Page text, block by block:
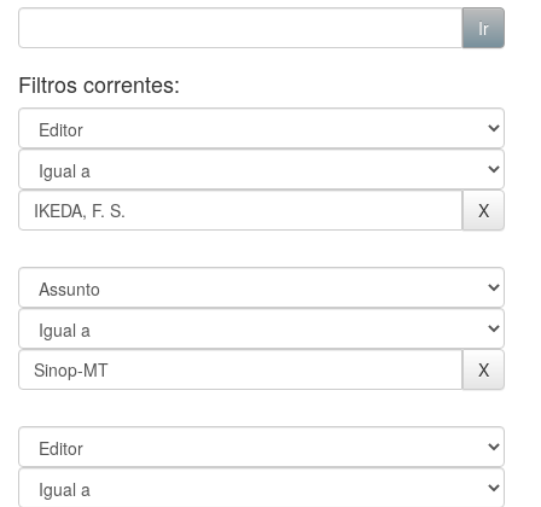
Filtros correntes: